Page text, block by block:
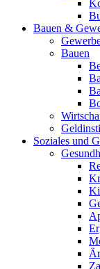
Bauen &
Bauen
Soziales und